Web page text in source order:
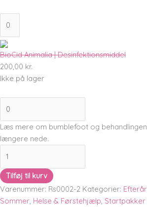
BioCid Animalia | Desinfektionsmiddel
200,00 kr.
Ikke på lager
Læs mere om bumblefoot og
længere nede.
Tilføj til kurv
Varenummer: Rs0002-2 Kategorier:
Sommer Helse & Førstehjælp Startpakker